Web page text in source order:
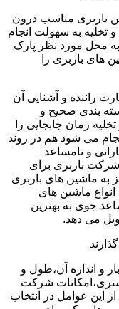
باربری مناسب درون
تخلیه به سهولت انجام
به محل مورد نظر پارک
های باربری را
راننده و آشنایی آن
بندی صحیح و
زمان جابجایی را
می شود هم در روند
و نامساعد
باربری برای
به ماشین های باربری
ماشین های
جوی به بهترین
می دهد.
و اندازه آن،طول و
شرکت
این عوامل در انتخاب